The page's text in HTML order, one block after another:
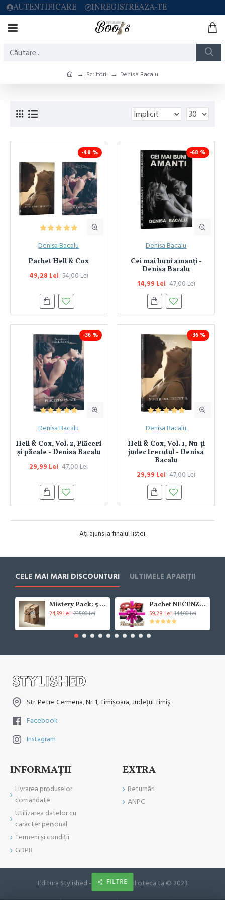
AUTENTIFICARE INREGISTREAZA-TE
Scriitori Denisa Bacalu
-48 %
Denisa Bacalu
Pachet Hell & Cox
49,28 Lei 94,00 Lei
-68 %
Denisa Bacalu
Cei mai buni amanți -
Denisa Bacalu
14,99 Lei 47,00 Lei
-36 %
Denisa Bacalu
Hell & Cox, Vol. 2, Plăceri
și păcate - Denisa Bacalu
29,99 Lei 47,00 Lei
-36 %
Denisa Bacalu
Hell & Cox, Vol. 1, Nu-ți
judec trecutul - Denisa
Bacalu
29,99 Lei 47,00 Lei
Ați ajuns la finalul listei.
CELE MAI MARI DISCOUNTURI ULTIMELE APARIȚII
Mistery Pack: 5 Cărți (***!!!BESTSELLER!!!***)
24,99 Lei 235,00 Lei
Pachet NECENZURAT
59,28 Lei 144,00 Lei
Str. Petre Cermena, Nr. 1, Timișoara, Județul Timiș
Facebook
Instagram
INFORMAŢII
Livrarea produselor
comandate
Utilizarea datelor cu
caracter personal
Termeni și condiții
GDPR
EXTRA
Returnări
ANPC
Editura Stylished - Cartea din biblioteca ta © 2023
FILTRE